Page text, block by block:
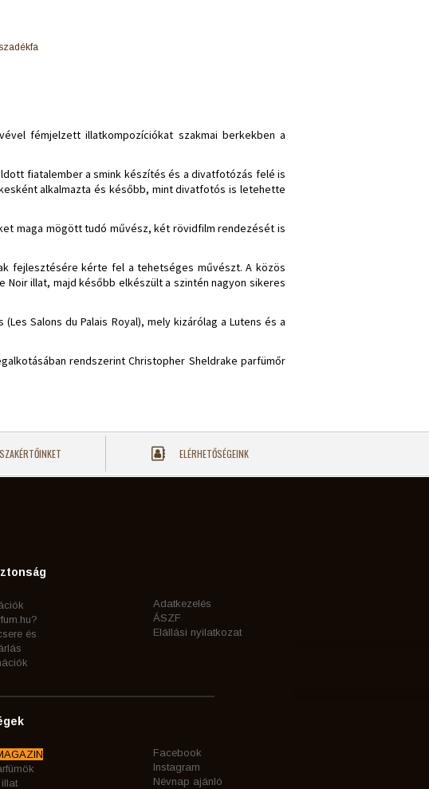
fémjelzett illatkompozíciókat szakmai berkekben a
fiatalember a smink készítés és a divatfotózás felé is
alkalmazta és később, mint divatfotós is letehette
maga mögött tudó művész, két rövidfilm rendezését is
fejlesztésére kérte fel a tehetséges művészt. A közös
Noir illat, majd később elkészült a szintén nagyon sikeres
Salons du Palais Royal), mely kizárólag a Lutens és a
rendszerint Christopher Sheldrake parfümőr
ELÉRHETŐSÉGEINK
és
Adatkezelés
ÁSZF
Elállási nyilatkozat
Facebook
Instagram
Névnap ajánló